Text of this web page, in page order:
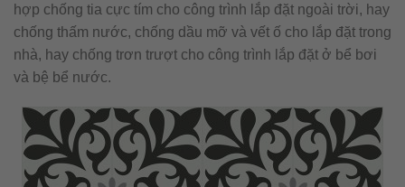
hợp chống tia cực tím cho công trình lắp đặt ngoài trời, hay
chống thấm nước, chống dầu mỡ và vết ố cho lắp đặt trong
nhà, hay chống trơn trượt cho công trình lắp đặt ở bể bơi
và bệ bể nước.